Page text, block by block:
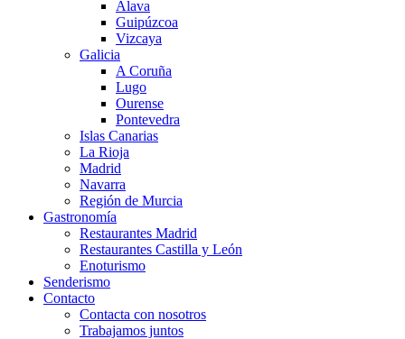
Álava
Guipúzcoa
Vizcaya
Galicia
A Coruña
Lugo
Ourense
Pontevedra
Islas Canarias
La Rioja
Madrid
Navarra
Región de Murcia
Gastronomía
Restaurantes Madrid
Restaurantes Castilla y León
Enoturismo
Senderismo
Contacto
Contacta con nosotros
Trabajamos juntos